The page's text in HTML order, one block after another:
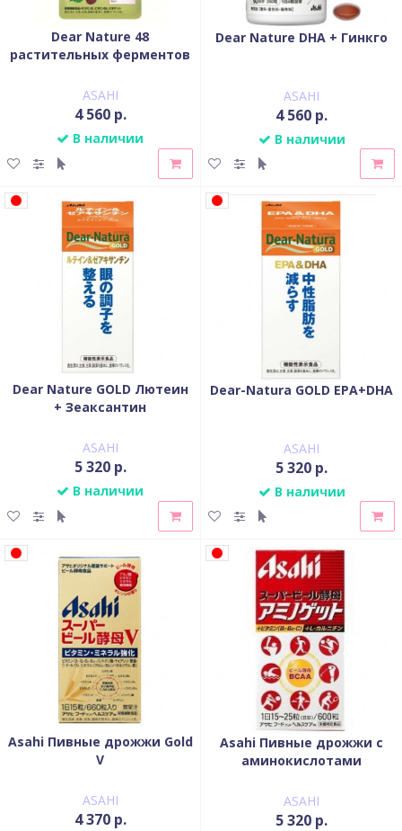
Dear Nature 48
растительных ферментов
ASAHI
4 560 р.
В наличии
Dear Nature DHA + Гинкго
ASAHI
4 560 р.
В наличии
Dear Nature GOLD Лютеин
+ Зеаксантин
ASAHI
5 320 р.
В наличии
Dear-Natura GOLD EPA+DHA
ASAHI
5 320 р.
В наличии
Asahi Пивные дрожжи Gold
V
ASAHI
4 370 р.
Asahi Пивные дрожжи с
аминокислотами
ASAHI
5 320 р.